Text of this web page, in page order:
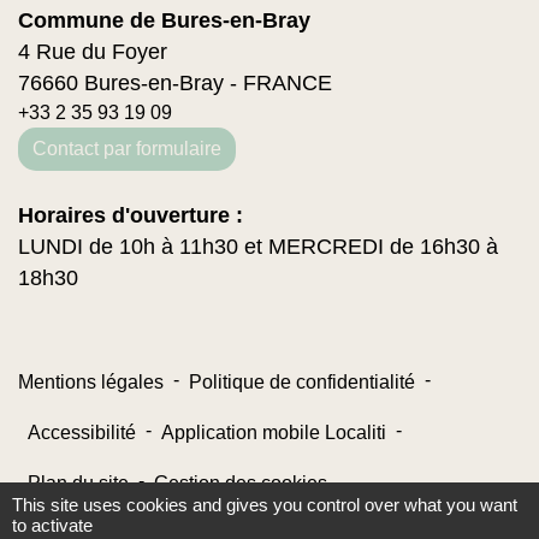
Commune de Bures-en-Bray
4 Rue du Foyer
76660 Bures-en-Bray - FRANCE
+33 2 35 93 19 09
Contact par formulaire
Horaires d'ouverture :
LUNDI de 10h à 11h30 et MERCREDI de 16h30 à
18h30
Mentions légales - Politique de confidentialité -
Accessibilité - Application mobile Localiti -
Plan du site - Gestion des cookies
This site uses cookies and gives you control over what you want
to activate